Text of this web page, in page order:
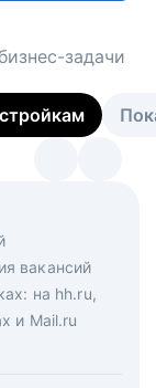
задачи
вакансий
на hh.ru,
и Mail.ru
странице
возьмутся
менеджеры